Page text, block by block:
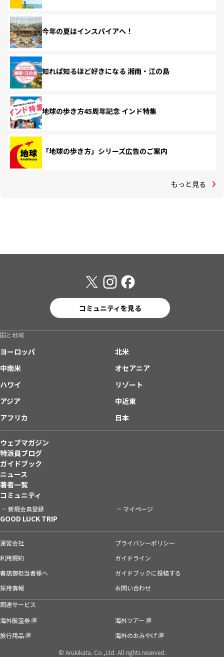
今年の夏はインスパイアへ！
知れば知るほど好きになる 湘南・江の島
地球の歩き方45周年記念 インド特集
「地球の歩き方」シリーズ広告のご案内
もっと見る
コミュニティを見る
国と地域
ヨーロッパ
北米
中南米
オセアニア
ハワイ
リゾート
アジア
中近東
アフリカ
日本
ウェブマガジン
特派員ブログ
ガイドブック
ニュース
著者一覧
コミュニティ
新規会員登録 マイページ
GOOD LUCK TRIP
運営会社
プライバシーポリシー
利用規約
ガイドライン
書店御担当者様へ
ガイドブックに投稿する
採用情報
お問い合わせ
関連サービス
海外航空券
海外ツアー
旅行用品
海外のおみやげ
© Arukikata. Co.,Ltd. All rights reserved.